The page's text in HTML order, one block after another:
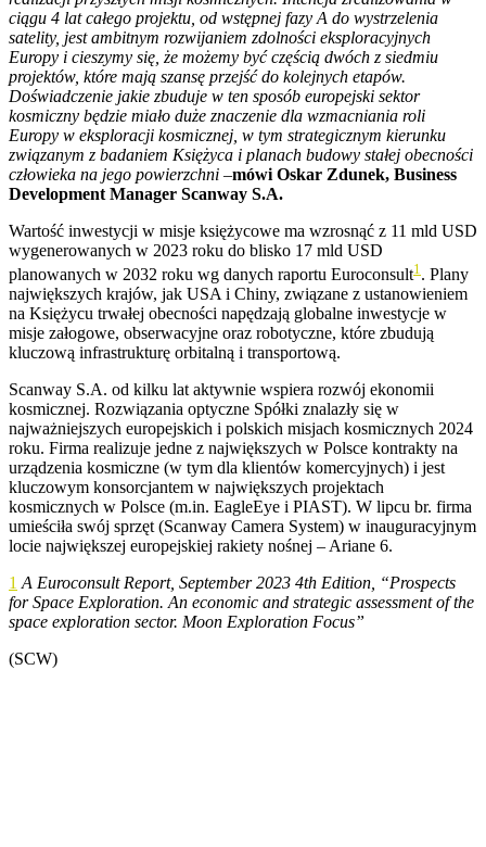
ciągu 4 lat całego projektu, od wstępnej fazy A do wystrzelenia
satelity, jest ambitnym rozwijaniem zdolności eksploracyjnych
Europy i cieszymy się, że możemy być częścią dwóch z siedmiu
projektów, które mają szansę przejść do kolejnych etapów.
Doświadczenie jakie zbuduje w ten sposób europejski sektor
kosmiczny będzie miało duże znaczenie dla wzmacniania roli
Europy w eksploracji kosmicznej, w tym strategicznym kierunku
związanym z badaniem Księżyca i planach budowy stałej obecności
człowieka na jego powierzchni –mówi Oskar Zdunek, Business
Development Manager Scanway S.A.
Wartość inwestycji w misje księżycowe ma wzrosnąć z 11 mld USD
wygenerowanych w 2023 roku do blisko 17 mld USD
planowanych w 2032 roku wg danych raportu Euroconsult1 . Plany
największych krajów, jak USA i Chiny, związane z ustanowieniem
na Księżycu trwałej obecności napędzają globalne inwestycje w
misje załogowe, obserwacyjne oraz robotyczne, które zbudują
kluczową infrastrukturę orbitalną i transportową.
Scanway S.A. od kilku lat aktywnie wspiera rozwój ekonomii
kosmicznej. Rozwiązania optyczne Spółki znalazły się w
najważniejszych europejskich i polskich misjach kosmicznych 2024
roku. Firma realizuje jedne z największych w Polsce kontrakty na
urządzenia kosmiczne (w tym dla klientów komercyjnych) i jest
kluczowym konsorcjantem w największych projektach
kosmicznych w Polsce (m.in. EagleEye i PIAST). W lipcu br. firma
umieściła swój sprzęt (Scanway Camera System) w inauguracyjnym
locie największej europejskiej rakiety nośnej – Ariane 6.
1 A Euroconsult Report, September 2023 4th Edition, “Prospects
for Space Exploration. An economic and strategic assessment of the
space exploration sector. Moon Exploration Focus”
(SCW)